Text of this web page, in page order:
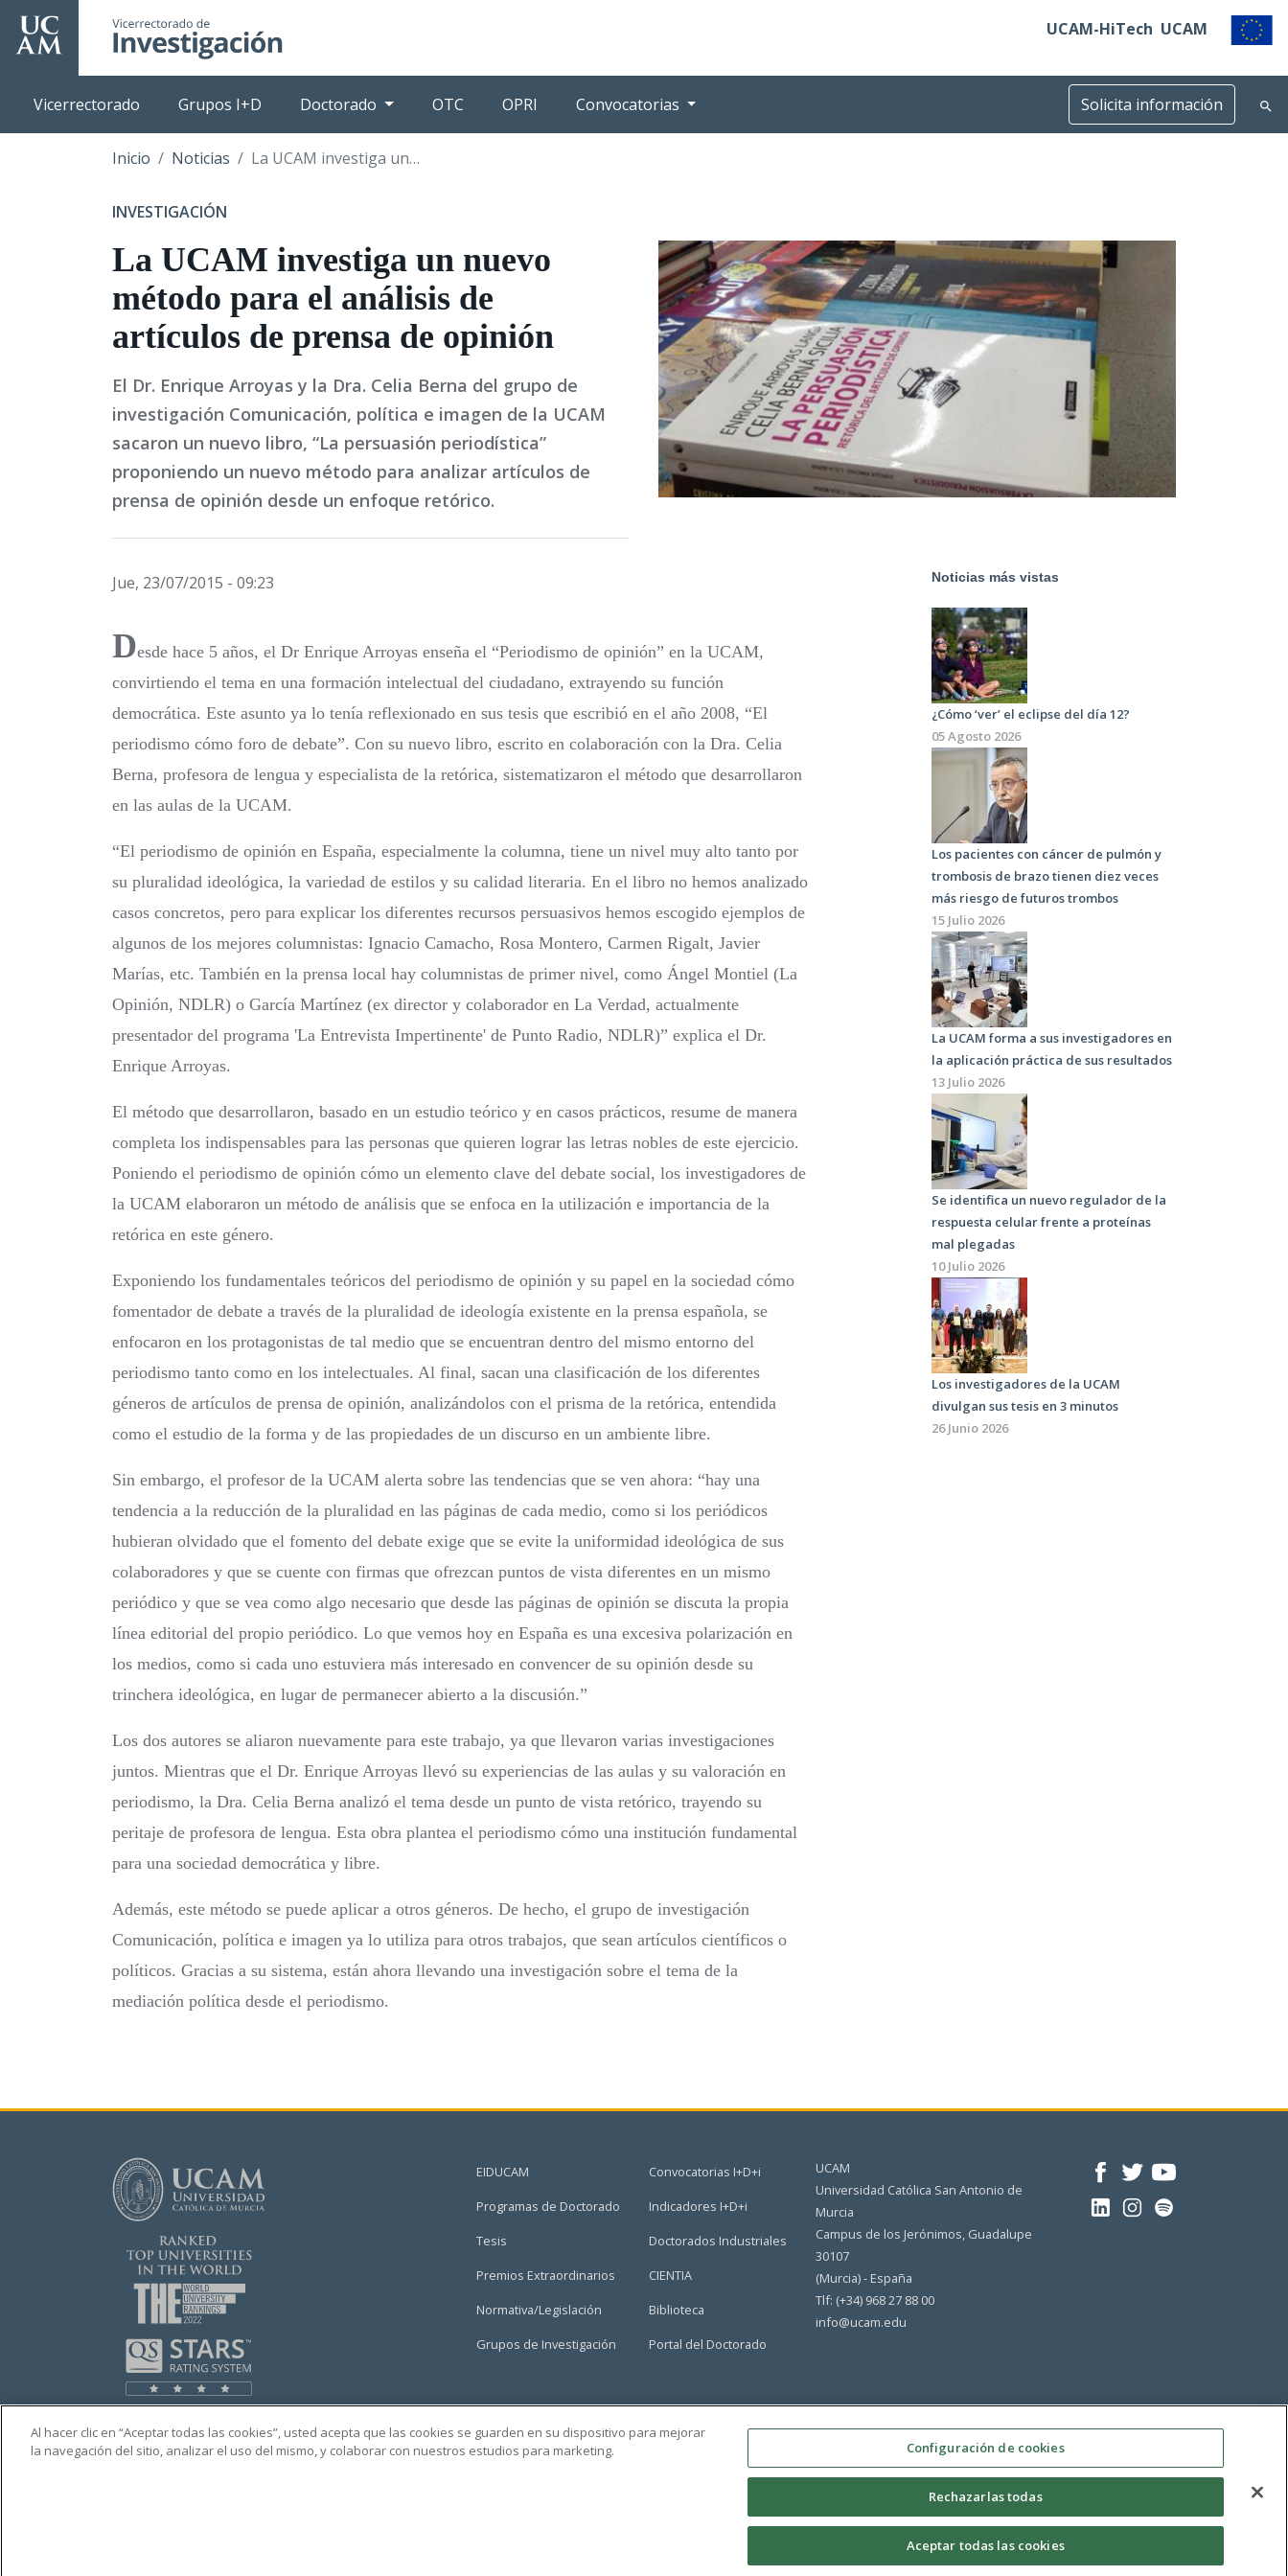
Pasar
principal
UCAM-HiTech UCAM
Vicerrectorado Grupos I+D Doctorado OTC OPRI Convocatorias Solicita información
Inicio Noticias La UCAM investiga un nuevo método para el análisis de artículos de prensa de opinión
INVESTIGACIÓN
La UCAM investiga un nuevo
método para el análisis de
artículos de prensa de opinión
El Dr. Enrique Arroyas y la Dra. Celia Berna del grupo de
investigación Comunicación, política e imagen de la UCAM
sacaron un nuevo libro, “La persuasión periodística”
proponiendo un nuevo método para analizar artículos de
prensa de opinión desde un enfoque retórico.
Jue, 23/07/2015 - 09:23
Desde hace 5 años, el Dr Enrique Arroyas enseña el “Periodismo de opinión” en la UCAM,
convirtiendo el tema en una formación intelectual del ciudadano, extrayendo su función
democrática. Este asunto ya lo tenía reflexionado en sus tesis que escribió en el año 2008, “El
periodismo cómo foro de debate”. Con su nuevo libro, escrito en colaboración con la Dra. Celia
Berna, profesora de lengua y especialista de la retórica, sistematizaron el método que desarrollaron
en las aulas de la UCAM.
“El periodismo de opinión en España, especialmente la columna, tiene un nivel muy alto tanto por
su pluralidad ideológica, la variedad de estilos y su calidad literaria. En el libro no hemos analizado
casos concretos, pero para explicar los diferentes recursos persuasivos hemos escogido ejemplos de
algunos de los mejores columnistas: Ignacio Camacho, Rosa Montero, Carmen Rigalt, Javier
Marías, etc. También en la prensa local hay columnistas de primer nivel, como Ángel Montiel (La
Opinión, NDLR) o García Martínez (ex director y colaborador en La Verdad, actualmente
presentador del programa 'La Entrevista Impertinente' de Punto Radio, NDLR)” explica el Dr.
Enrique Arroyas.
El método que desarrollaron, basado en un estudio teórico y en casos prácticos, resume de manera
completa los indispensables para las personas que quieren lograr las letras nobles de este ejercicio.
Poniendo el periodismo de opinión cómo un elemento clave del debate social, los investigadores de
la UCAM elaboraron un método de análisis que se enfoca en la utilización e importancia de la
retórica en este género.
Exponiendo los fundamentales teóricos del periodismo de opinión y su papel en la sociedad cómo
fomentador de debate a través de la pluralidad de ideología existente en la prensa española, se
enfocaron en los protagonistas de tal medio que se encuentran dentro del mismo entorno del
periodismo tanto como en los intelectuales. Al final, sacan una clasificación de los diferentes
géneros de artículos de prensa de opinión, analizándolos con el prisma de la retórica, entendida
como el estudio de la forma y de las propiedades de un discurso en un ambiente libre.
Sin embargo, el profesor de la UCAM alerta sobre las tendencias que se ven ahora: “hay una
tendencia a la reducción de la pluralidad en las páginas de cada medio, como si los periódicos
hubieran olvidado que el fomento del debate exige que se evite la uniformidad ideológica de sus
colaboradores y que se cuente con firmas que ofrezcan puntos de vista diferentes en un mismo
periódico y que se vea como algo necesario que desde las páginas de opinión se discuta la propia
línea editorial del propio periódico. Lo que vemos hoy en España es una excesiva polarización en
los medios, como si cada uno estuviera más interesado en convencer de su opinión desde su
trinchera ideológica, en lugar de permanecer abierto a la discusión.”
Los dos autores se aliaron nuevamente para este trabajo, ya que llevaron varias investigaciones
juntos. Mientras que el Dr. Enrique Arroyas llevó su experiencias de las aulas y su valoración en
periodismo, la Dra. Celia Berna analizó el tema desde un punto de vista retórico, trayendo su
peritaje de profesora de lengua. Esta obra plantea el periodismo cómo una institución fundamental
para una sociedad democrática y libre.
Además, este método se puede aplicar a otros géneros. De hecho, el grupo de investigación
Comunicación, política e imagen ya lo utiliza para otros trabajos, que sean artículos científicos o
políticos. Gracias a su sistema, están ahora llevando una investigación sobre el tema de la
mediación política desde el periodismo.
Noticias más vistas
¿Cómo ‘ver’ el eclipse del día 12?
05 Agosto 2026
Los pacientes con cáncer de pulmón y
trombosis de brazo tienen diez veces
más riesgo de futuros trombos
15 Julio 2026
La UCAM forma a sus investigadores en
la aplicación práctica de sus resultados
13 Julio 2026
Se identifica un nuevo regulador de la
respuesta celular frente a proteínas
mal plegadas
10 Julio 2026
Los investigadores de la UCAM
divulgan sus tesis en 3 minutos
26 Junio 2026
EIDUCAM
Programas de Doctorado
Tesis
Premios Extraordinarios
Normativa/Legislación
Grupos de Investigación
Convocatorias I+D+i
Indicadores I+D+i
Doctorados Industriales
CIENTIA
Biblioteca
Portal del Doctorado
UCAM
Universidad Católica San Antonio de
Murcia
Campus de los Jerónimos, Guadalupe
30107
(Murcia) - España
Tlf: (+34) 968 27 88 00
info@ucam.edu
Al hacer clic en “Aceptar todas las cookies”, usted acepta que las cookies se guarden en su dispositivo para mejorar
la navegación del sitio, analizar el uso del mismo, y colaborar con nuestros estudios para marketing.
Configuración de cookies
Rechazarlas todas
Aceptar todas las cookies